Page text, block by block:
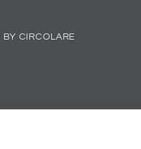
BY CIRCOLARE